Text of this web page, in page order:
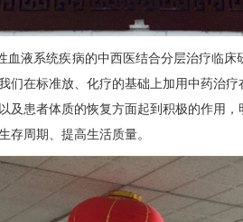
液系统疾病的中西医结合分层治疗临
们在标准放、化疗的基础上加用中药治
及患者体质的恢复方面起到积极的作用
存周期、提高生活质量。